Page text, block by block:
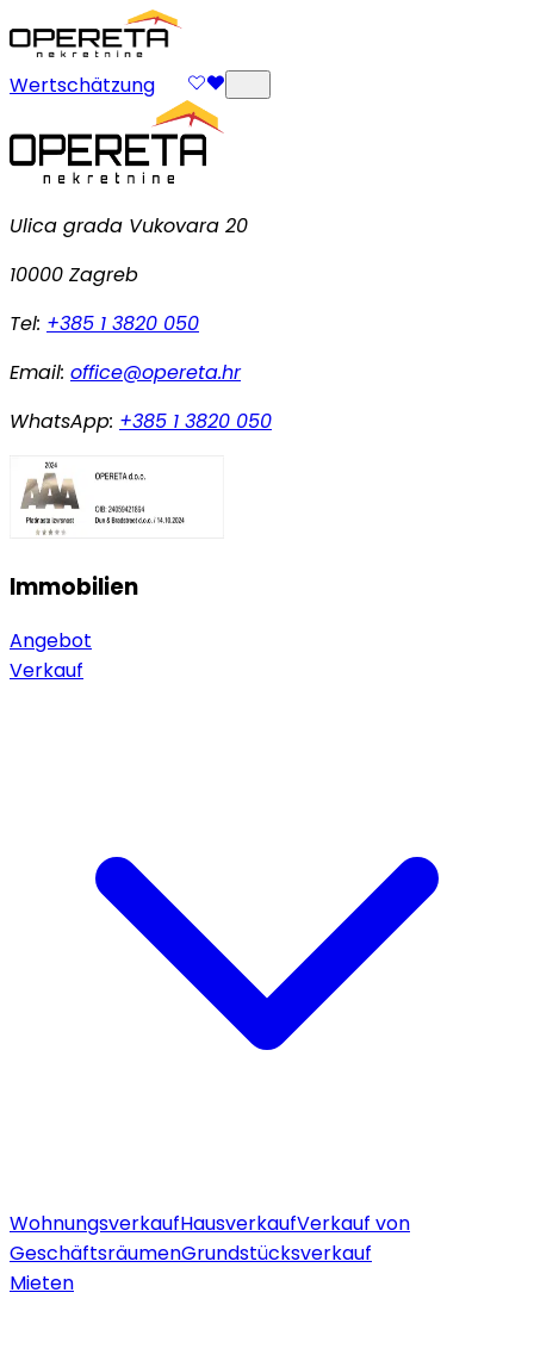
Wertschätzung
Ulica grada Vukovara 20
10000 Zagreb
Tel: +385 1 3820 050
Email: office@opereta.hr
WhatsApp: +385 1 3820 050
Immobilien
Angebot
Verkauf
WohnungsverkaufHausverkaufVerkauf von
GeschäftsräumenGrundstücksverkauf
Mieten